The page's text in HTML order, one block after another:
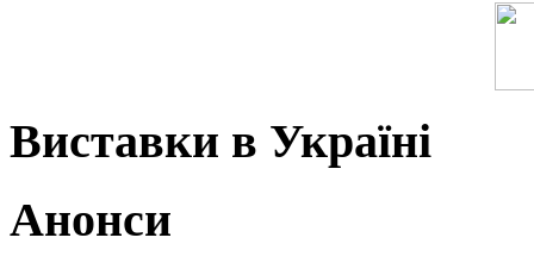
Виставки в Україні
Анонси